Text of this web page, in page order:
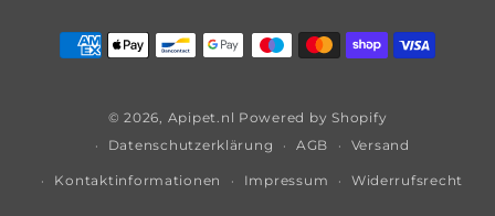
© 2026, Apipet.nl Powered by Shopify
Datenschutzerklärung
AGB Versand
Kontaktinformationen Impressum Widerrufsrecht